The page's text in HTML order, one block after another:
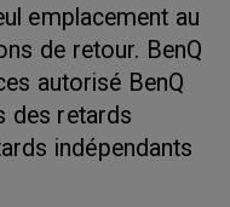
emplacement au
de retour. BenQ
autorisé BenQ
des retards
indépendants